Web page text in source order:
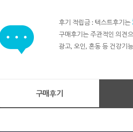
후기 적립금 : 텍스트후기는
구매후기는 주관적인 의견
광고, 오인, 혼동 등 건강기
구매후기